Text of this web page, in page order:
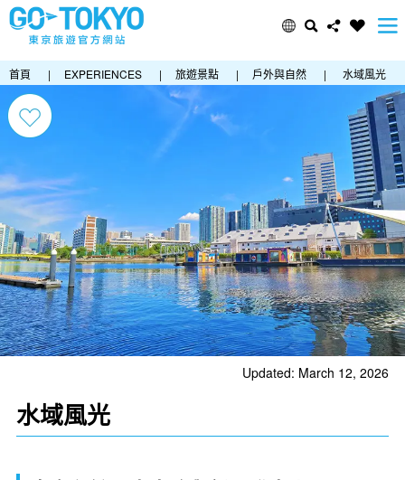
首頁 | EXPERIENCES | 旅遊景點 | 戶外與自然 | 水域風光
Updated: March 12, 2026
水域風光